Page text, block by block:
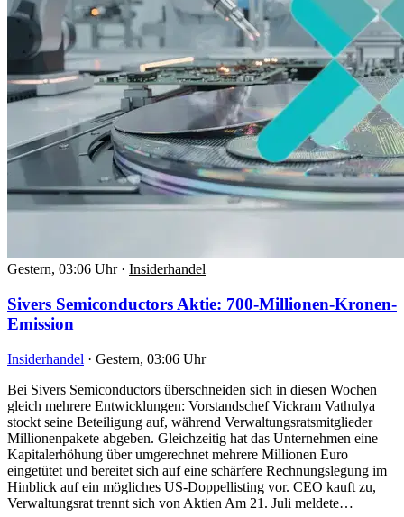
Gestern, 03:06 Uhr · Insiderhandel
Sivers Semiconductors Aktie: 700-Millionen-Kronen-
Emission
Insiderhandel · Gestern, 03:06 Uhr
Bei Sivers Semiconductors überschneiden sich in diesen Wochen
gleich mehrere Entwicklungen: Vorstandschef Vickram Vathulya
stockt seine Beteiligung auf, während Verwaltungsratsmitglieder
Millionenpakete abgeben. Gleichzeitig hat das Unternehmen eine
Kapitalerhöhung über umgerechnet mehrere Millionen Euro
eingetütet und bereitet sich auf eine schärfere Rechnungslegung im
Hinblick auf ein mögliches US-Doppellisting vor. CEO kauft zu,
Verwaltungsrat trennt sich von Aktien Am 21. Juli meldete…